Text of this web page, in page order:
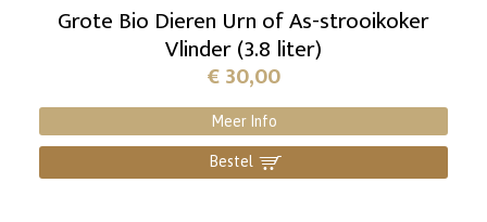
Grote Bio Dieren Urn of As-strooikoker
Vlinder (3.8 liter)
€30,00
Meer Info
Bestel ]